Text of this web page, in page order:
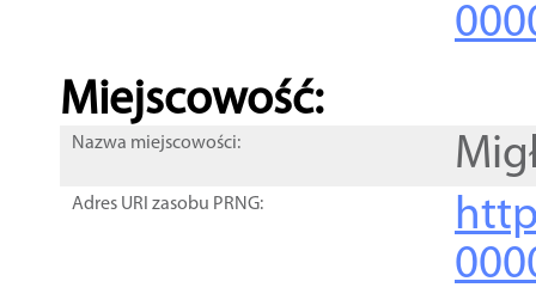
Miejscowość:
Nazwa miejscowości:
Adres URI zasobu PRNG: